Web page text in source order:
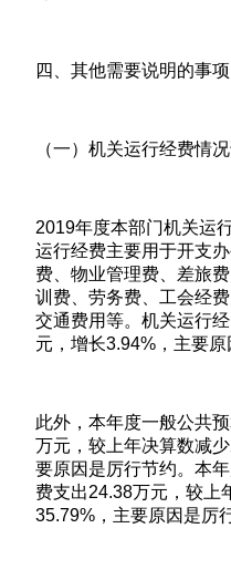
四、其他需要说明的事项
（一）机关运行经费情
2019年度本部门机关运
运行经费主要用于开支
费、物业管理费、差旅
训费、劳务费、工会经
交通费用等。机关运行
元，增长3.94%，主要原
此外，本年度一般公共
万元，较上年决算数减
要原因是厉行节约。本
费支出24.38万元，较上
35.79%，主要原因是厉